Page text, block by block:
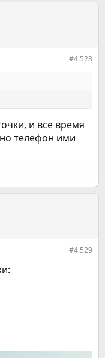
#4.528
и все время
телефон ими
#4.529